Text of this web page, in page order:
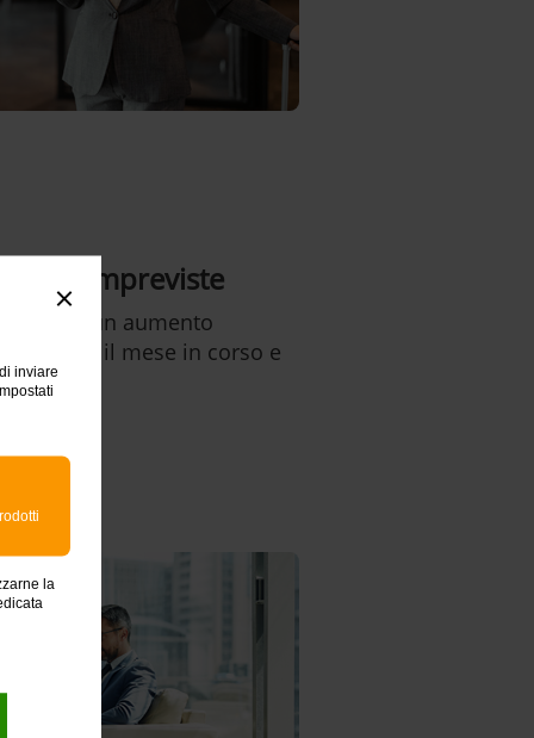
inviare
la
impreviste
un aumento
per il mese in corso e